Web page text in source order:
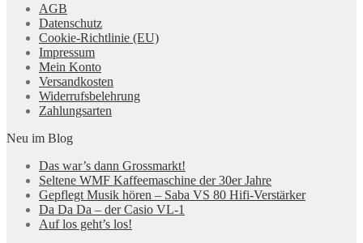
AGB
Datenschutz
Cookie-Richtlinie (EU)
Impressum
Mein Konto
Versandkosten
Widerrufsbelehrung
Zahlungsarten
Neu im Blog
Das war’s dann Grossmarkt!
Seltene WMF Kaffeemaschine der 30er Jahre
Gepflegt Musik hören – Saba VS 80 Hifi-Verstärker
Da Da Da – der Casio VL-1
Auf los geht’s los!